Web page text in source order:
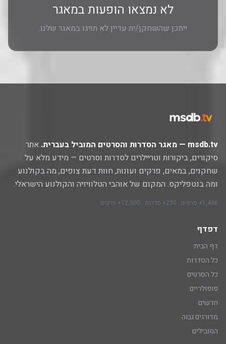
לא נמצאו הופעות במאגר
ייתכן שהשחקן/ית עדיין לא תויגו במאגר שלנו.
msdb.tv — מאגר הסדרות והסרטים המוביל בעברית.
אתר
סיקורים, ביקורות וטריילרים לסדרות וסרטים — מידע מלא על
שחקנים, במאים, פרקים ועונות, חוות דעת צופים, מה בקולנוע
ומה בנטפליקס. המקום של אוהבי הטלוויזיה והקולנוע הישראלי.
1,436+ סרטים · 230+ סדרות · 12,000+ פרקים
דפדף
דף הבית
כל הסדרות
כל הסרטים
פופולריים
חדשים
מדורגים גבוה
המובילים